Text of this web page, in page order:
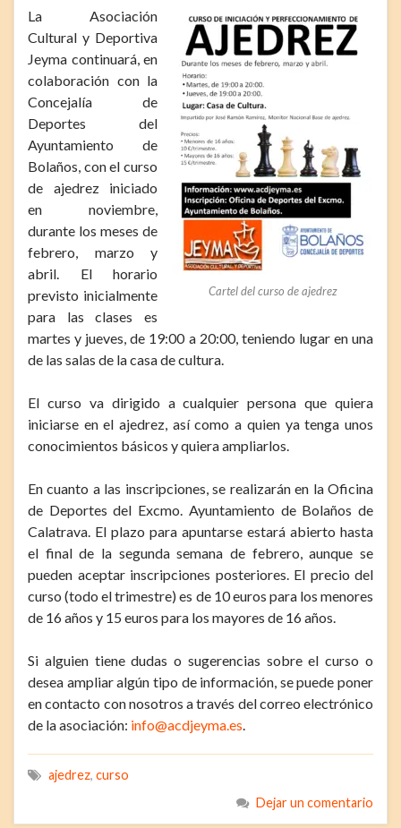
Cartel del curso de ajedrez
La Asociación
Cultural y Deportiva
Jeyma continuará, en
colaboración con la
Concejalía de
Deportes del
Ayuntamiento de
Bolaños, con el curso
de ajedrez iniciado
en noviembre,
durante los meses de
febrero, marzo y
abril. El horario
previsto inicialmente
para las clases es
martes y jueves, de 19:00 a 20:00, teniendo lugar en una
de las salas de la casa de cultura.
El curso va dirigido a cualquier persona que quiera
iniciarse en el ajedrez, así como a quien ya tenga unos
conocimientos básicos y quiera ampliarlos.
En cuanto a las inscripciones, se realizarán en la Oficina
de Deportes del Excmo. Ayuntamiento de Bolaños de
Calatrava. El plazo para apuntarse estará abierto hasta
el final de la segunda semana de febrero, aunque se
pueden aceptar inscripciones posteriores. El precio del
curso (todo el trimestre) es de 10 euros para los menores
de 16 años y 15 euros para los mayores de 16 años.
Si alguien tiene dudas o sugerencias sobre el curso o
desea ampliar algún tipo de información, se puede poner
en contacto con nosotros a través del correo electrónico
de la asociación: info@acdjeyma.es.
ajedrez, curso
Dejar un comentario